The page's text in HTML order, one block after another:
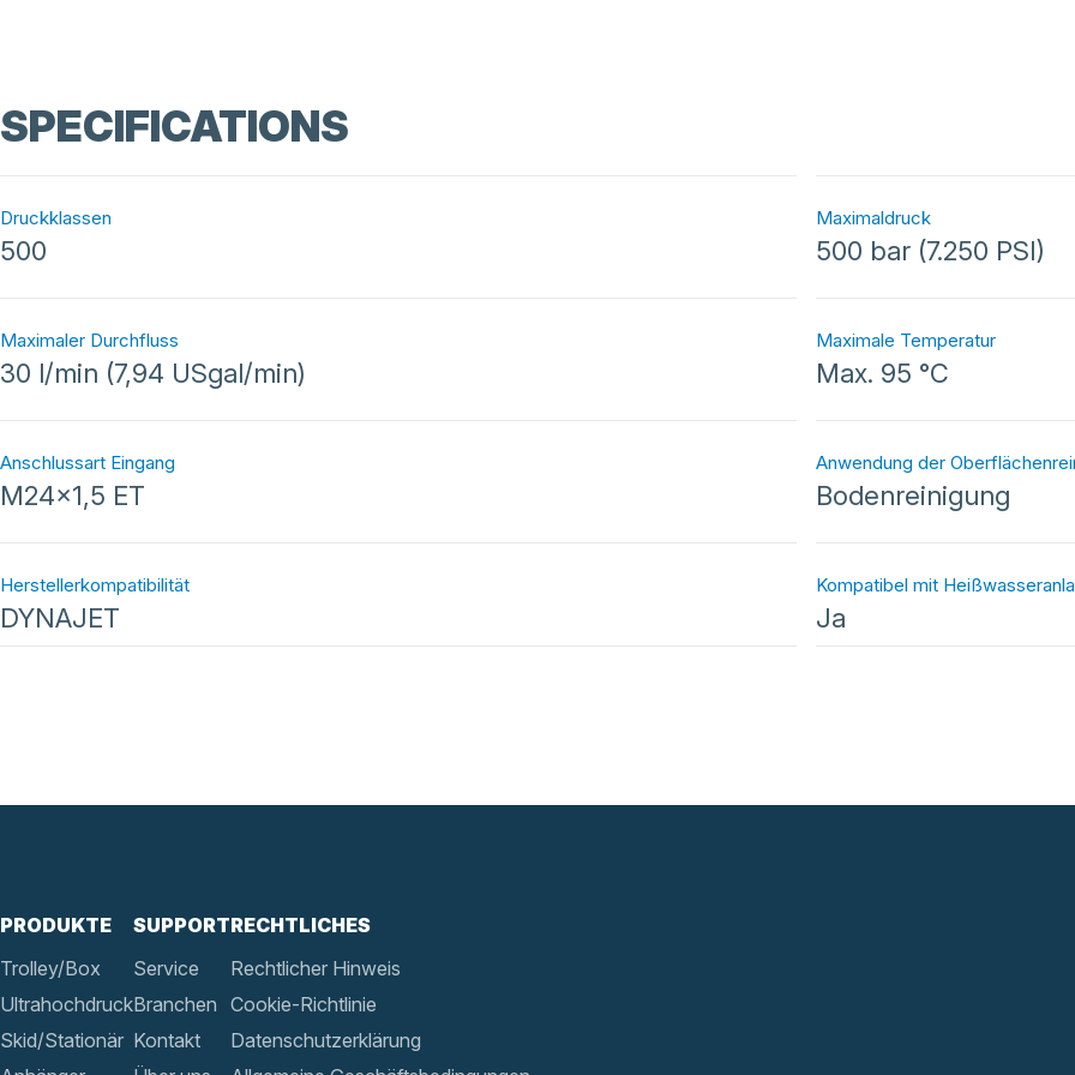
SPECIFICATIONS
Druckklassen
500
Maximaldruck
500 bar (7.250 PSI)
Maximaler Durchfluss
30 l/min (7,94 USgal/min)
Maximale Temperatur
Max. 95 °C
Anschlussart Eingang
M24x1,5 ET
Anwendung der
Bodenreinigung
Herstellerkompatibilität
DYNAJET
Kompatibel mit
Ja
PRODUKTE
Trolley/Box
Ultrahochdruck
Skid/Stationär
SUPPORT
Service
Branchen
Kontakt
RECHTLICHES
Rechtlicher Hinweis
Cookie-Richtlinie
Datenschutzerklärung